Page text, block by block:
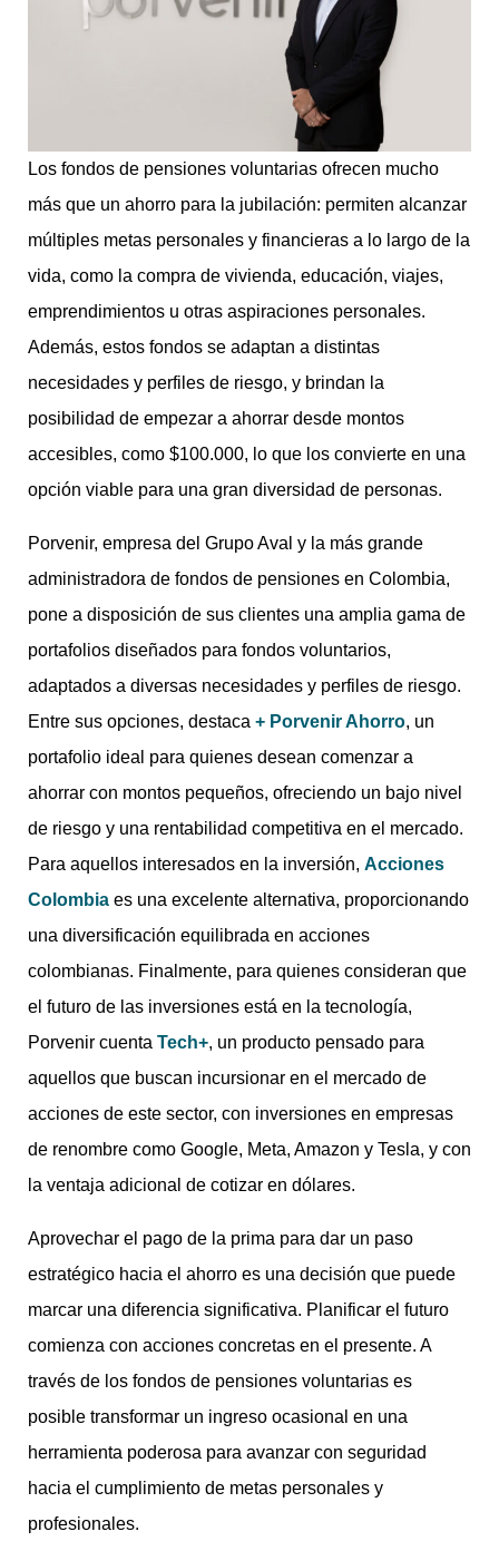
Los fondos de pensiones voluntarias ofrecen mucho
más que un ahorro para la jubilación: permiten alcanzar
múltiples metas personales y financieras a lo largo de la
vida, como la compra de vivienda, educación, viajes,
emprendimientos u otras aspiraciones personales.
Además, estos fondos se adaptan a distintas
necesidades y perfiles de riesgo, y brindan la
posibilidad de empezar a ahorrar desde montos
accesibles, como $100.000, lo que los convierte en una
opción viable para una gran diversidad de personas.
Porvenir, empresa del Grupo Aval y la más grande
administradora de fondos de pensiones en Colombia,
pone a disposición de sus clientes una amplia gama de
portafolios diseñados para fondos voluntarios,
adaptados a diversas necesidades y perfiles de riesgo.
Entre sus opciones, destaca + Porvenir Ahorro, un
portafolio ideal para quienes desean comenzar a
ahorrar con montos pequeños, ofreciendo un bajo nivel
de riesgo y una rentabilidad competitiva en el mercado.
Para aquellos interesados en la inversión, Acciones
Colombia es una excelente alternativa, proporcionando
una diversificación equilibrada en acciones
colombianas. Finalmente, para quienes consideran que
el futuro de las inversiones está en la tecnología,
Porvenir cuenta Tech+, un producto pensado para
aquellos que buscan incursionar en el mercado de
acciones de este sector, con inversiones en empresas
de renombre como Google, Meta, Amazon y Tesla, y con
la ventaja adicional de cotizar en dólares.
Aprovechar el pago de la prima para dar un paso
estratégico hacia el ahorro es una decisión que puede
marcar una diferencia significativa. Planificar el futuro
comienza con acciones concretas en el presente. A
través de los fondos de pensiones voluntarias es
posible transformar un ingreso ocasional en una
herramienta poderosa para avanzar con seguridad
hacia el cumplimiento de metas personales y
profesionales.